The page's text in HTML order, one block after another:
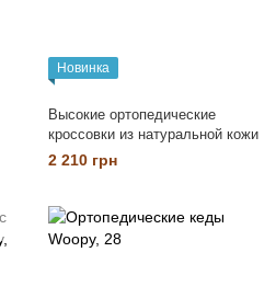
Новинка
Высокие ортопедические
кроссовки из натуральной кожи
2 210 грн